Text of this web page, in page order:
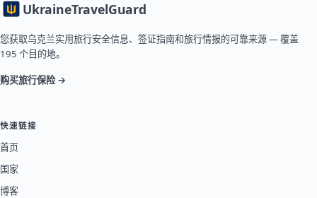
UkraineTravelGuard
您获取乌克兰实用旅行安全信息、签证指南和旅行情报的可靠来源 — 覆盖
195 个目的地。
购买旅行保险 →
快速链接
首页
国家
博客